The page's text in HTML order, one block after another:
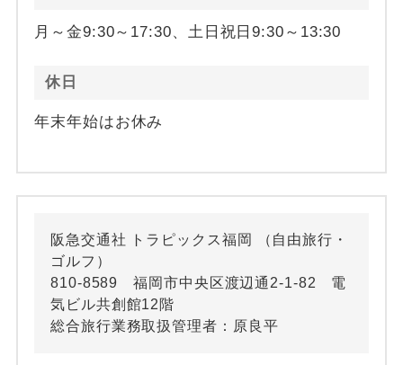
月～金9:30～17:30、土日祝日9:30～13:30
休日
年末年始はお休み
阪急交通社 トラピックス福岡 （自由旅行・
ゴルフ）
810-8589 福岡市中央区渡辺通2-1-82 電
気ビル共創館12階
総合旅行業務取扱管理者：原良平